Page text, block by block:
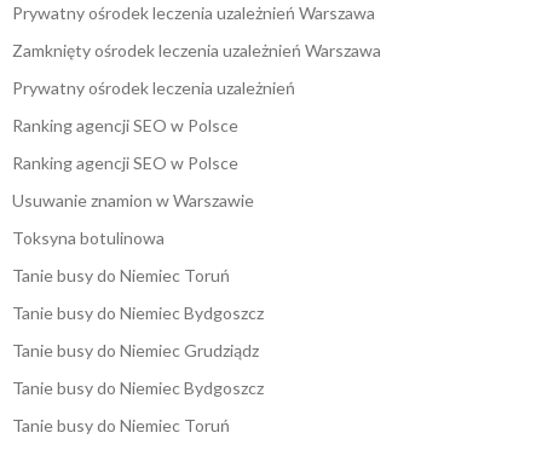
Prywatny ośrodek leczenia uzależnień Warszawa
Zamknięty ośrodek leczenia uzależnień Warszawa
Prywatny ośrodek leczenia uzależnień
Ranking agencji SEO w Polsce
Ranking agencji SEO w Polsce
Usuwanie znamion w Warszawie
Toksyna botulinowa
Tanie busy do Niemiec Toruń
Tanie busy do Niemiec Bydgoszcz
Tanie busy do Niemiec Grudziądz
Tanie busy do Niemiec Bydgoszcz
Tanie busy do Niemiec Toruń